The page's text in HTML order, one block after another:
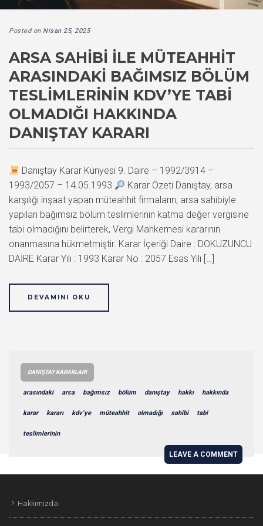
Posted on Nisan 25, 2025
ARSA SAHIBI ILE MÜTEAHHIT
ARASINDAKI BAĞIMSIZ BÖLÜM
TESLIMLERININ KDV’YE TABI
OLMADIĞI HAKKINDA
DANIŞTAY KARARI
Danıştay Karar Künyesi 9. Daire – 1992/3914 –
1993/2057 – 14.05.1993
Karar Özeti Danıştay, arsa
karşılığı inşaat yapan müteahhit firmaların, arsa sahibiyle
yapılan bağımsız bölüm teslimlerinin katma değer vergisine
tabi olmadığını belirterek, Vergi Mahkemesi kararının
onanmasına hükmetmiştir. Karar İçeriği Daire : DOKUZUNCU
DAİRE Karar Yılı : 1993 Karar No : 2057 Esas Yılı […]
DEVAMINI OKU
DANIŞTAY KARARLARI
arasındaki arsa bağımsız bölüm danıştay hakkı hakkında
karar kararı kdv’ye müteahhit olmadığı sahibi tabi
teslimlerinin
LEAVE A COMMENT
Hakkımızda